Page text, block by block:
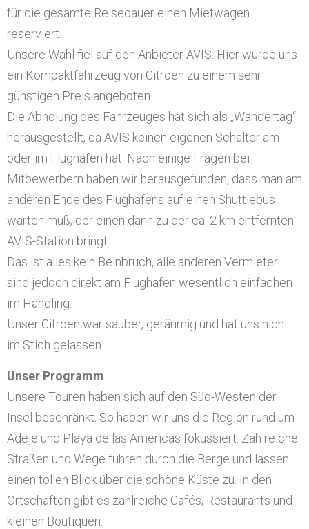
für die gesamte Reisedauer einen Mietwagen
reserviert.
Unsere Wahl fiel auf den Anbieter AVIS. Hier wurde uns
ein Kompaktfahrzeug von Citroen zu einem sehr
günstigen Preis angeboten.
Die Abholung des Fahrzeuges hat sich als „Wandertag“
herausgestellt, da AVIS keinen eigenen Schalter am
oder im Flughafen hat. Nach einige Fragen bei
Mitbewerbern haben wir herausgefunden, dass man am
anderen Ende des Flughafens auf einen Shuttlebus
warten muß, der einen dann zu der ca. 2 km entfernten
AVIS-Station bringt.
Das ist alles kein Beinbruch, alle anderen Vermieter
sind jedoch direkt am Flughafen wesentlich einfachen
im Handling.
Unser Citroen war sauber, geräumig und hat uns nicht
im Stich gelassen!
Unser Programm
Unsere Touren haben sich auf den Süd-Westen der
Insel beschränkt. So haben wir uns die Region rund um
Adeje und Playa de las Americas fokussiert. Zahlreiche
Straßen und Wege führen durch die Berge und lassen
einen tollen Blick über die schöne Küste zu. In den
Ortschaften gibt es zahlreiche Cafés, Restaurants und
kleinen Boutiquen.